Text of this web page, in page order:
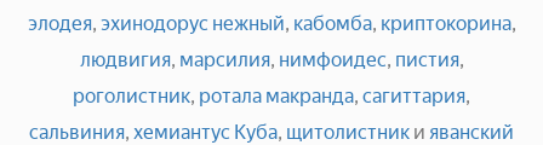
элодея, эхинодорус нежный, кабомба, криптокорина,
людвигия, марсилия, нимфоидес, пистия,
роголистник, ротала макранда, сагиттария,
сальвиния, хемиантус Куба, щитолистник и яванский